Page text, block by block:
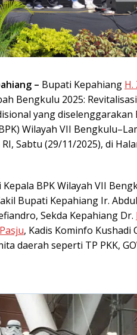
– Bupati Kepahiang
Bengkulu 2025:
yang diselenggarakan
Wilayah VII
Sabtu (29/11/2025), di
BPK Wilayah VII
Bupati Kepahiang Ir.
Sekda Kepahiang Dr.
, Kadis Kominfo Kushadi
daerah seperti TP PKK,